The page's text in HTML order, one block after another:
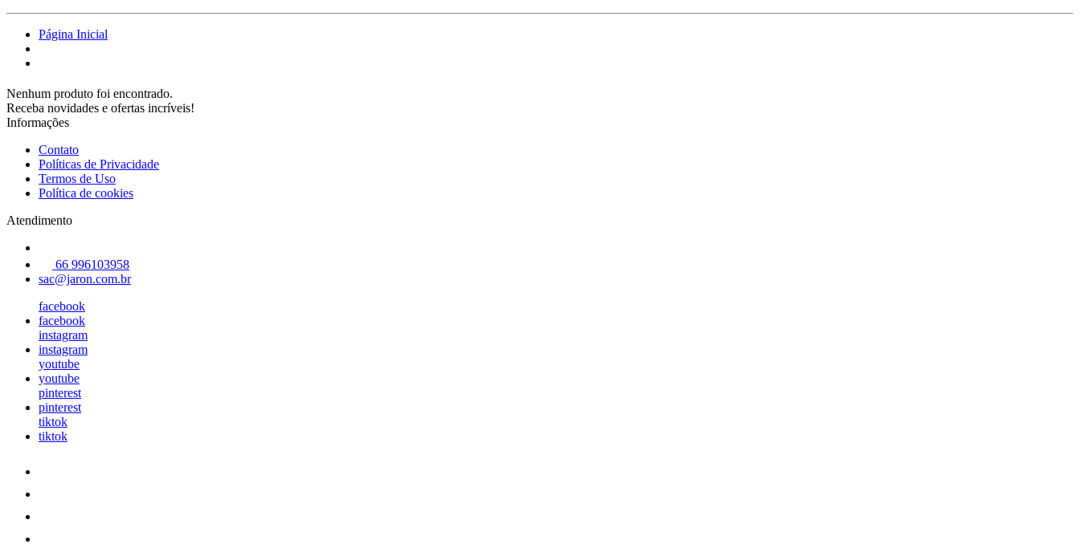
Página Inicial
Nenhum produto foi encontrado.
Receba novidades e ofertas incríveis!
Informações
Contato
Políticas de Privacidade
Termos de Uso
Política de cookies
Atendimento
66 996103958
sac@jaron.com.br
facebook
facebook
instagram
instagram
youtube
youtube
pinterest
pinterest
tiktok
tiktok